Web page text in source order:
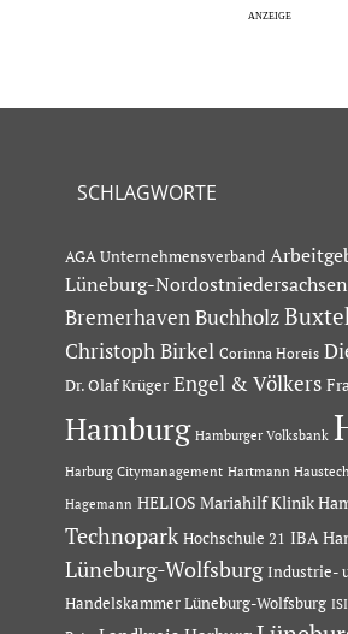
SCHLAGWORTE
AGA Unternehmensverband
Lüneburg-
Bremerhaven Buchholz
Christoph Birkel Corinna Horeis
Dr. Olaf Krüger Engel & Völkers
Hamburg Hamburger Volksbank
Harburg Citymanagement Hartmann
Hagemann HELIOS Mariahilf Klinik
Technopark Hochschule 21 IBA
Lüneburg-Wolfsburg Industrie-
Handelskammer Lüneburg-Wolfsburg